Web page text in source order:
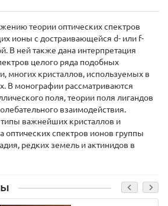
теории оптических спектров
ионы с достраивающейся d- или f-
В ней также дана интерпретация
целого ряда подобных
многих кристаллов, используемых в
В монографии рассматриваются
поля, теории поля лигандов
взаимодействия.
важнейших кристаллов и
оптических спектров ионов группы
редких земель и актинидов в